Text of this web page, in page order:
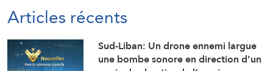
Articles récents
Sud-Liban: Un drone ennemi largue
une bombe sonore en direction d’un